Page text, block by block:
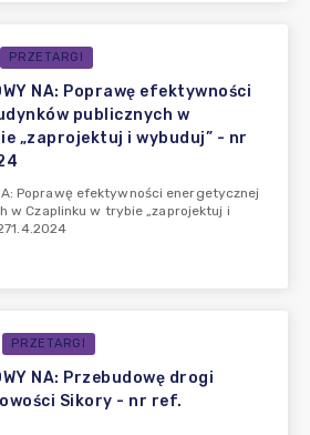
PRZETARGI
NA: Poprawę efektywności
publicznych w
„zaprojektuj i wybuduj” - nr
NA: Poprawę efektywności energetycznej
w Czaplinku w trybie „zaprojektuj i
PRZETARGI
NA: Przebudowę drogi
Sikory - nr ref.